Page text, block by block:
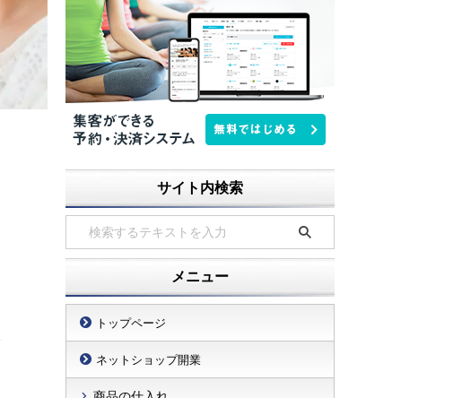
サイト内検索
メニュー
トップページ
ネットショップ開業